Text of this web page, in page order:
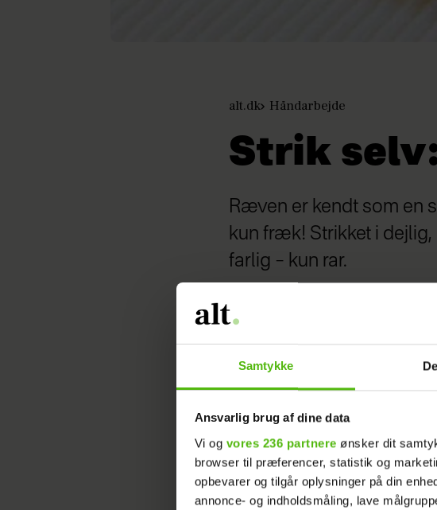
Samtykke
Ansvarlig brug af dine data
Vi og vores 236 partnere ønsker dit
browser til præferencer, statistik og
opbevarer og tilgår oplysninger på din
annonce- og indholdsmåling, lave
alt.dk Håndarbejde
Strik
Ræven er kendt som en
kun fræk! Strikket i
farlig – kun rar.
Foto: Anitta Behrendt
Strikket Mikkel Ræv
Højde:Fra tå- til